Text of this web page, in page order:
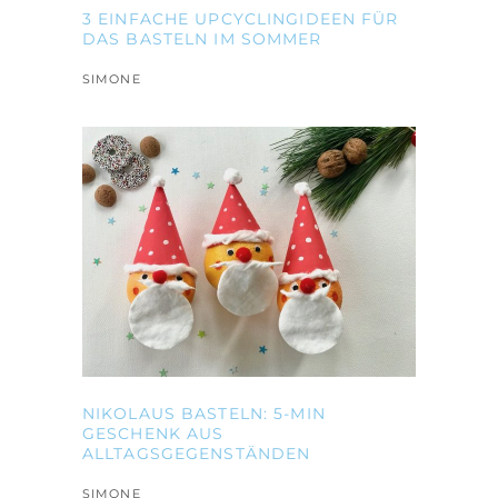
3 EINFACHE UPCYCLINGIDEEN FÜR
DAS BASTELN IM SOMMER
SIMONE
NIKOLAUS BASTELN: 5-MIN
GESCHENK AUS
ALLTAGSGEGENSTÄNDEN
SIMONE